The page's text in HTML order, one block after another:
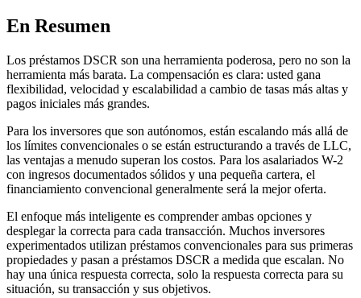
En Resumen
Los préstamos DSCR son una herramienta poderosa, pero no son la
herramienta más barata. La compensación es clara: usted gana
flexibilidad, velocidad y escalabilidad a cambio de tasas más altas y
pagos iniciales más grandes.
Para los inversores que son autónomos, están escalando más allá de
los límites convencionales o se están estructurando a través de LLC,
las ventajas a menudo superan los costos. Para los asalariados W-2
con ingresos documentados sólidos y una pequeña cartera, el
financiamiento convencional generalmente será la mejor oferta.
El enfoque más inteligente es comprender ambas opciones y
desplegar la correcta para cada transacción. Muchos inversores
experimentados utilizan préstamos convencionales para sus primeras
propiedades y pasan a préstamos DSCR a medida que escalan. No
hay una única respuesta correcta, solo la respuesta correcta para su
situación, su transacción y sus objetivos.